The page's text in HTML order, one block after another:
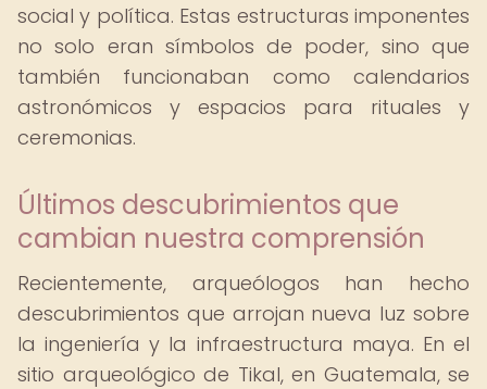
social y política. Estas estructuras imponentes
no solo eran símbolos de poder, sino que
también funcionaban como calendarios
astronómicos y espacios para rituales y
ceremonias.
Últimos descubrimientos que
cambian nuestra comprensión
Recientemente, arqueólogos han hecho
descubrimientos que arrojan nueva luz sobre
la ingeniería y la infraestructura maya. En el
sitio arqueológico de Tikal, en Guatemala, se